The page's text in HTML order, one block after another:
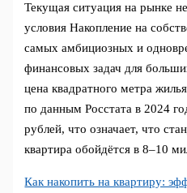
Текущая ситуация на рынке
условия Накопление на
самых амбициозных и
финансовых задач для
цена квадратного метра
по данным Росстата в 2024
рублей, что означает, что
квартира обойдётся в 8–10
Как накопить на квартиру: